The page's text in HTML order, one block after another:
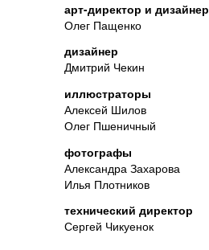
арт-директор и дизайнер
Олег Пащенко
дизайнер
Дмитрий Чекин
иллюстраторы
Алексей Шилов
Олег Пшеничный
фотографы
Александра Захарова
Илья Плотников
технический директор
Сергей Чикуенок